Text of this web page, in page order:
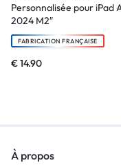
Personnalisée pour iPad
2024 M2″
FABRICATION FRANÇAISE
€14.90
À propos